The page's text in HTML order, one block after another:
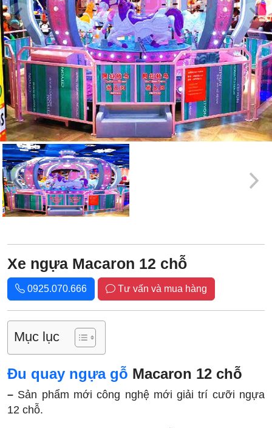
Xe ngựa Macaron 12 chỗ
0925.070.666 Tư vấn và mua hàng
Mục lục
Đu quay ngựa gỗ Macaron 12 chỗ
– Sản phẩm mới công nghệ mới giải trí cưỡi ngựa
12 chỗ.